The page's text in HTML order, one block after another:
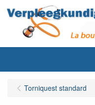
Torniquest standard